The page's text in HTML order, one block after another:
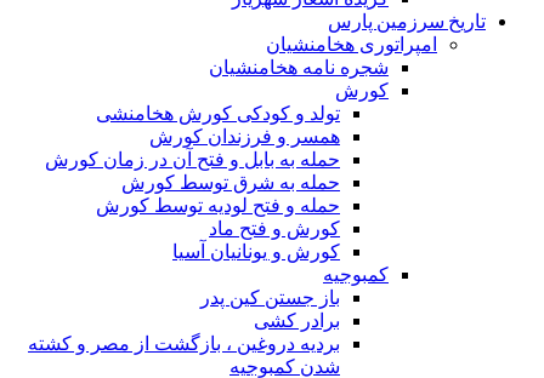
تاریخ سرزمین پارس
امپراتوری هخامنشیان
شجره نامه هخامنشیان
کورش
تولد و کودکی کورش هخامنشی
همسر و فرزندان کورش
حمله به بابل و فتح آن در زمان کورش
حمله به شرق توسط کورش
حمله و فتح لودیه توسط کورش
کورش و فتح ماد
کورش و یونانیان آسیا
کمبوجیه
باز جستن کین پدر
برادر کشی
بردیه دروغین ، بازگشت از مصر و کشته
شدن کمبوجیه